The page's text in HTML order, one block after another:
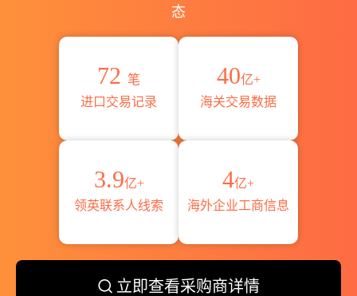
态
72 笔
进口交易记录
40亿+
海关交易数据
3.9亿+
领英联系人线索
4亿+
海外企业工商信息
立即查看采购商详情